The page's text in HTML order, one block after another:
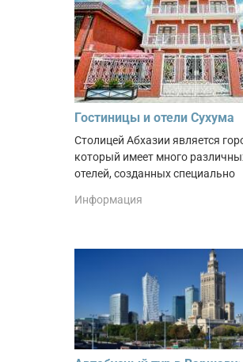
Гостиницы и отели Сухума
Столицей Абхазии является
который имеет много
отелей, созданных специально
Информация